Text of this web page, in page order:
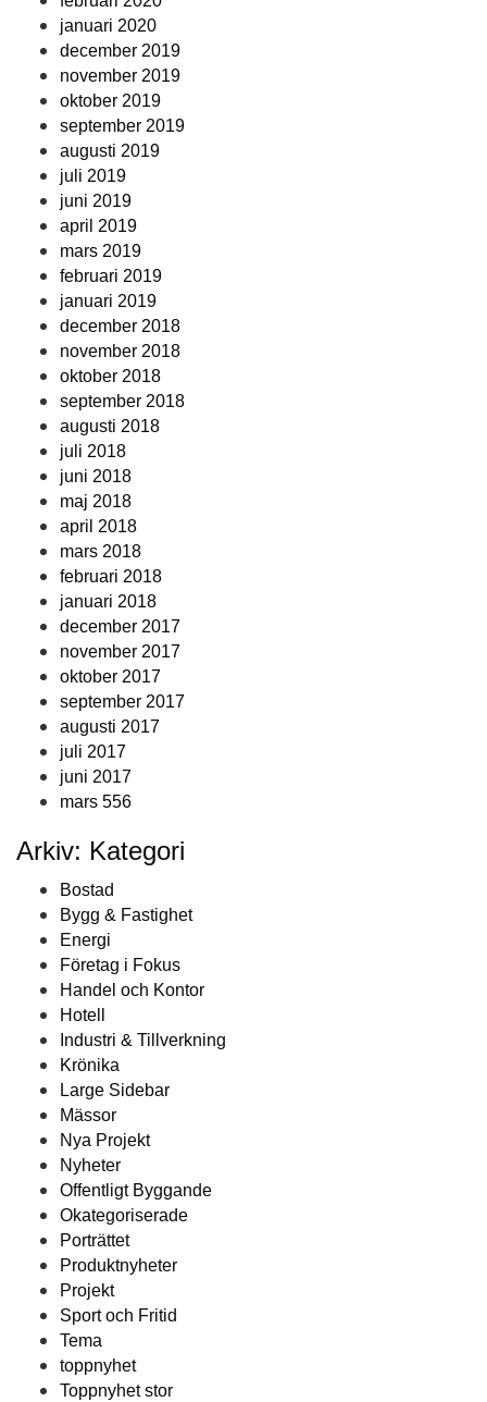
januari 2020
december 2019
november 2019
oktober 2019
september 2019
augusti 2019
juli 2019
juni 2019
april 2019
mars 2019
februari 2019
januari 2019
december 2018
november 2018
oktober 2018
september 2018
augusti 2018
juli 2018
juni 2018
maj 2018
april 2018
mars 2018
februari 2018
januari 2018
december 2017
november 2017
oktober 2017
september 2017
augusti 2017
juli 2017
juni 2017
mars 556
Arkiv: Kategori
Bostad
Bygg & Fastighet
Energi
Företag i Fokus
Handel och Kontor
Hotell
Industri & Tillverkning
Krönika
Large Sidebar
Mässor
Nya Projekt
Nyheter
Offentligt Byggande
Okategoriserade
Porträttet
Produktnyheter
Projekt
Sport och Fritid
Tema
toppnyhet
Toppnyhet stor